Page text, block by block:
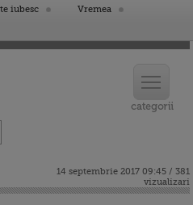
iubesc
Vremea
14 septembrie 2017 09:45 / 381
vizualizari